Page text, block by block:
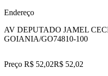
Endereço
AV DEPUTADO JAMEL
GOIANIA/GO74810-100
Preço R$ 52,02R$ 52,02